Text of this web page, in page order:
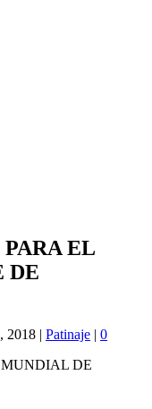
EL
DE
2018 | Patinaje | 0